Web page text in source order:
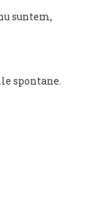
suntem,
spontane.